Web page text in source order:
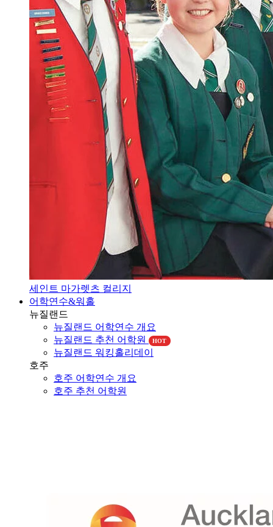
세인트 마가렛츠 컬리지
어학연수&워홀
뉴질랜드
뉴질랜드 어학연수 개요
뉴질랜드 워킹홀리데이
호주